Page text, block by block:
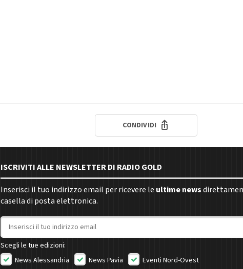
CONDIVIDI
ISCRIVITI ALLE NEWSLETTER DI RADIO GOLD
Inserisci il tuo indirizzo email per ricevere le ultime news
casella di posta elettronica.
Indirizzo email
Scegli le tue edizioni:
News Alessandria
News Pavia
Eventi Nord-Ovest